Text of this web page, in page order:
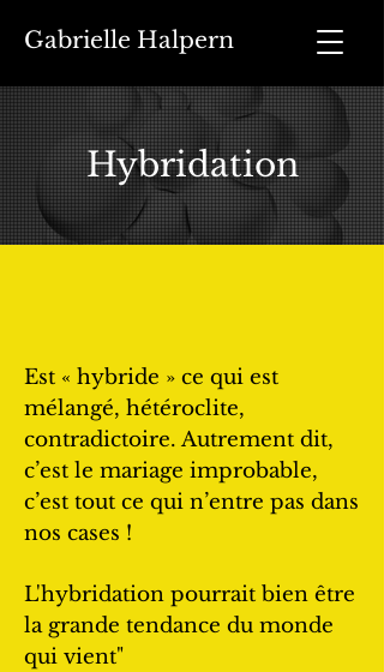
Gabrielle Halpern
Hybridation
Est « hybride » ce qui est
mélangé, hétéroclite,
contradictoire. Autrement dit,
c’est le mariage improbable,
c’est tout ce qui n’entre pas dans
nos cases !
L'hybridation pourrait bien être
la grande tendance du monde
qui vient"